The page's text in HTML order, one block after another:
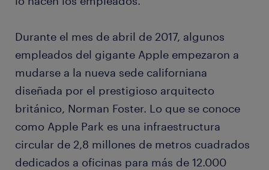
Durante el mes de abril de 2017, algunos
empleados del gigante Apple empezaron a
mudarse a la nueva sede californiana
diseñada por el prestigioso arquitecto
británico, Norman Foster. Lo que se conoce
como Apple Park es una infraestructura
circular de 2,8 millones de metros cuadrados
dedicados a oficinas para más de 12.000